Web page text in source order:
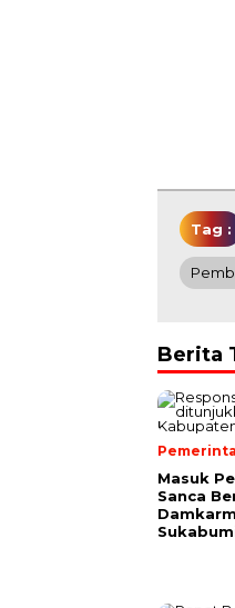
Tag :
Berita
Masuk
Sanca